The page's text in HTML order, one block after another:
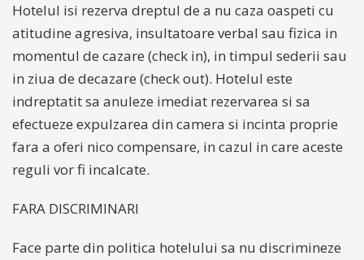
Hotelul isi rezerva dreptul de a nu caza oaspeti cu
atitudine agresiva, insultatoare verbal sau fizica in
momentul de cazare (check in), in timpul sederii sau
in ziua de decazare (check out). Hotelul este
indreptatit sa anuleze imediat rezervarea si sa
efectueze expulzarea din camera si incinta proprie
fara a oferi nico compensare, in cazul in care aceste
reguli vor fi incalcate.
FARA DISCRIMINARI
Face parte din politica hotelului sa nu discrimineze